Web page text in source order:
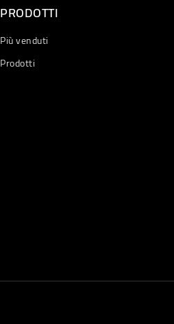
PRODOTTI
Più venduti
Prodotti